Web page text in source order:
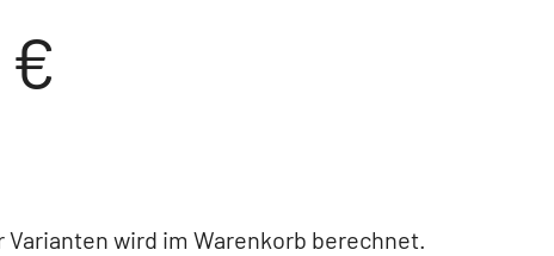
Varianten wird im Warenkorb berechnet.